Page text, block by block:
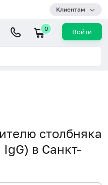
Клиентам
0 Войти
столбняка
в Санкт-